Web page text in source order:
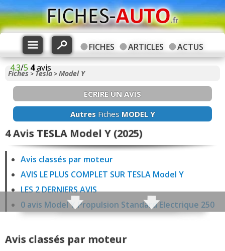
FICHES ARTICLES
ACTUS
4.3/5 4avis
Fiches > Tesla >Model Y
ECRIRE UN AVIS
AutresFiches MODEL Y
4 Avis TESLA Model Y (2025)
Avis classés par moteur
AVIS LE PLUS COMPLET SUR TESLA Model Y
LES 2 DERNIERS AVIS
0 avis Model Y Propulsion Standard Electrique 250
ch Electrique
Autonomie Electrique 250 ch Electrique
Avis classés par moteur